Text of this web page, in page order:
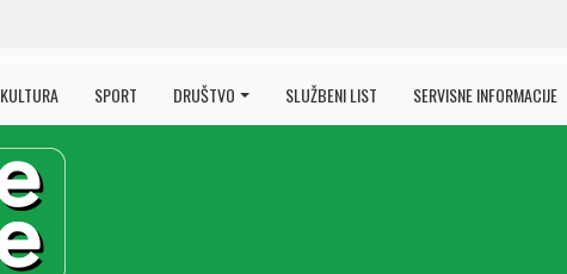
KULTURA SPORT DRUŠTVO SLUŽBENI LIST SERVISNE INFORMACIJE